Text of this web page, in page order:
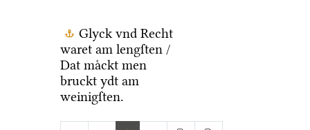
Glyck vnd Recht
waret am lengſten /
Dat maͤckt men
bruckt ydt am
weinigſten.